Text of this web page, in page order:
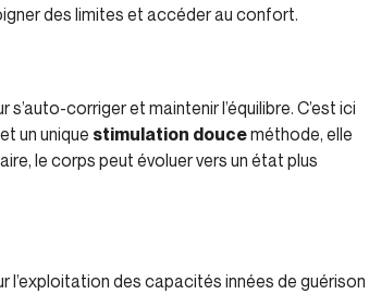
des limites et accéder au confort.
s’auto-corriger et maintenir l’équilibre. C’est ici
et un unique stimulation douceméthode, elle
le corps peut évoluer vers un état plus
l’exploitation des capacités innées de guérison